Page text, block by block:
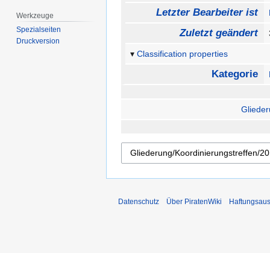
Letzter Bearbeiter ist
Zuletzt geändert
Classification properties
Kategorie
Werkzeuge
Spezialseiten
Druckversion
Datenschutz Über PiratenWiki